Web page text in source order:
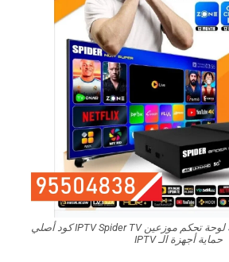
اشتراكات IPTV بالجملة لوحة تحكم موزعين IPTV Spider TV كود أصلي
حماية أجهزة الـ IPTV